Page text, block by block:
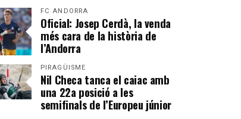
FC ANDORRA
Oficial: Josep Cerdà, la venda
més cara de la història de
l’Andorra
PIRAGÜISME
Nil Checa tanca el caiac amb
una 22a posició a les
semifinals de l’Europeu júnior